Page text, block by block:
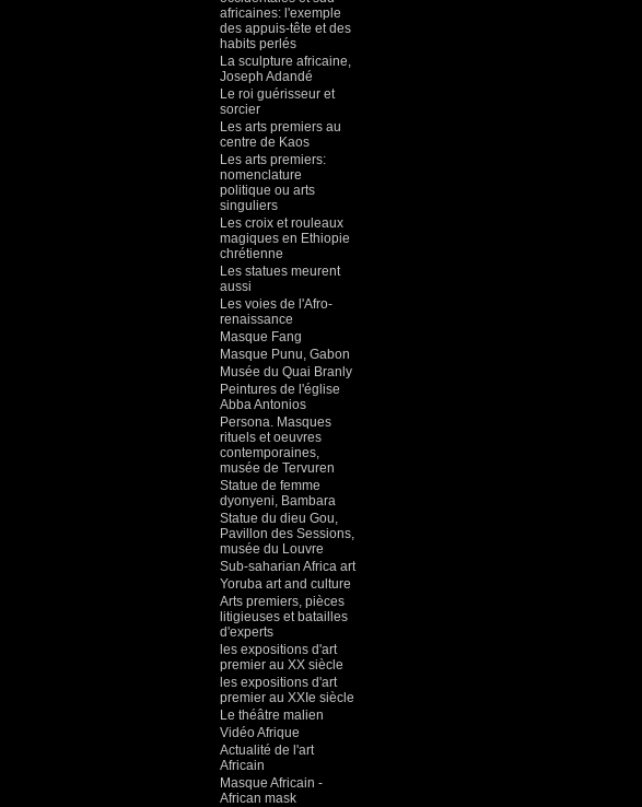
africaines: l'exemple
des appuis-tête et des
habits perlés
La sculpture africaine,
Joseph Adandé
Le roi guérisseur et
sorcier
Les arts premiers au
centre de Kaos
Les arts premiers:
nomenclature
politique ou arts
singuliers
Les croix et rouleaux
magiques en Ethiopie
chrétienne
Les statues meurent
aussi
Les voies de l'Afro-
renaissance
Masque Fang
Masque Punu, Gabon
Musée du Quai Branly
Peintures de l'église
Abba Antonios
Persona. Masques
rituels et oeuvres
contemporaines,
musée de Tervuren
Statue de femme
dyonyeni, Bambara
Statue du dieu Gou,
Pavillon des Sessions,
musée du Louvre
Sub-saharian Africa art
Yoruba art and culture
Arts premiers, pièces
litigieuses et batailles
d'experts
les expositions d'art
premier au XX siècle
les expositions d'art
premier au XXIe siècle
Le théâtre malien
Vidéo Afrique
Actualité de l'art
Africain
Masque Africain -
African mask